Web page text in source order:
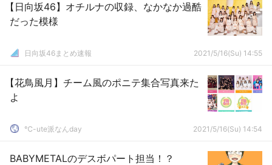
【日向坂46】オチルナの収録、なかなか過酷
だった模様
日向坂46まとめ速報 2021/5/16(Su) 14:55
【花鳥風月】チーム風のポニテ集合写真来た
よ
℃-ute派なんday 2021/5/16(Su) 14:54
BABYMETALのデスボパート担当！？